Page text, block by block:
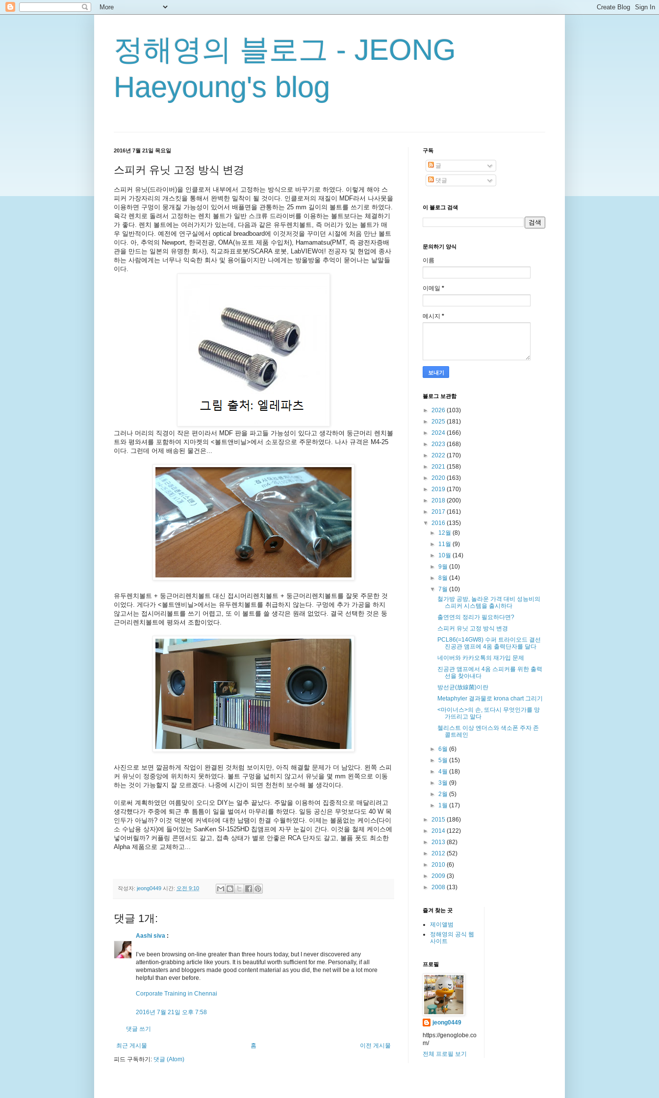
정해영의 블로그 - JEONG
Haeyoung's blog
2016년 7월 21일 목요일
스피커 유닛 고정 방식 변경
스피커 유닛(드라이버)을 인클로저 내부에서 고정하는 방식으로 바꾸기로 하였다. 이렇게 해야 스
피커 가장자리의 개스킷을 통해서 완벽한 밀착이 될 것이다. 인클로저의 재질이 MDF라서 나사못을
이용하면 구멍이 뭉개질 가능성이 있어서 배플면을 관통하는 25 mm 길이의 볼트를 쓰기로 하였다.
육각 렌치로 돌려서 고정하는 렌치 볼트가 일반 스크류 드라이버를 이용하는 볼트보다는 체결하기
가 좋다. 렌치 볼트에는 여러가지가 있는데, 다음과 같은 유두렌치볼트, 즉 머리가 있는 볼트가 매
우 일반적이다. 예전에 연구실에서 optical breadboard에 이것저것을 꾸미던 시절에 처음 만난 볼트
이다. 아, 추억의 Newport, 한국전광, OMA(뉴포트 제품 수입처), Hamamatsu(PMT, 즉 광전자증배
관을 만드는 일본의 유명한 회사), 직교좌표로봇/SCARA 로봇, LabVIEW여! 전공자 및 현업에 종사
하는 사람에게는 너무나 익숙한 회사 및 용어들이지만 나에게는 방울방울 추억이 묻어나는 낱말들
이다.
그러나 머리의 직경이 작은 편이라서 MDF 판을 파고들 가능성이 있다고 생각하여 둥근머리 렌치볼
트와 평와셔를 포함하여 지마켓의 <볼트앤비닐>에서 소포장으로 주문하였다. 나사 규격은 M4-25
이다. 그런데 어제 배송된 물건은...
유두렌치볼트 + 둥근머리렌치볼트 대신 접시머리렌치볼트 + 둥근머리렌치볼트를 잘못 주문한 것
이었다. 게다가 <볼트앤비닐>에서는 유두렌치볼트를 취급하지 않는다. 구멍에 추가 가공을 하지
않고서는 접시머리볼트를 쓰기 어렵고, 또 이 볼트를 쓸 생각은 원래 없었다. 결국 선택한 것은 둥
근머리렌치볼트에 평와셔 조합이었다.
사진으로 보면 깔끔하게 작업이 완결된 것처럼 보이지만, 아직 해결할 문제가 더 남았다. 왼쪽 스피
커 유닛이 정중앙에 위치하지 못하였다. 볼트 구멍을 넓히지 않고서 유닛을 몇 mm 왼쪽으로 이동
하는 것이 가능할지 잘 모르겠다. 나중에 시간이 되면 천천히 보수해 볼 생각이다.
이로써 계획하였던 여름맞이 오디오 DIY는 얼추 끝났다. 주말을 이용하여 집중적으로 매달리려고
생각했다가 주중에 퇴근 후 틈틈이 일을 벌여서 마무리를 하였다. 일등 공신은 무엇보다도 40 W 목
인두가 아닐까? 이것 덕분에 커넥터에 대한 납땜이 한결 수월하였다. 이제는 볼품없는 케이스(다이
소 수납용 상자)에 들어있는 SanKen SI-1525HD 칩앰프에 자꾸 눈길이 간다. 이것을 철제 케이스에
넣어버릴까? 커플링 콘덴서도 갈고, 접촉 상태가 별로 안좋은 RCA 단자도 갈고, 볼퓸 폿도 최소한
Alpha 제품으로 교체하고...
작성자: jeong0449 시간: 오전 9:10
댓글 1개:
Aashi siva :
I’ve been browsing on-line greater than three hours today, but I never discovered any
attention-grabbing article like yours. It is beautiful worth sufficient for me. Personally, if all
webmasters and bloggers made good content material as you did, the net will be a lot more
helpful than ever before.
Corporate Training in Chennai
2016년 7월 21일 오후 7:58
댓글 쓰기
최근 게시물 이전 게시물
홈
피드 구독하기: 댓글 (Atom)
구독
글
댓글
이 블로그 검색
문의하기 양식
이름
이메일 *
메시지 *
블로그 보관함
► 2026 (103)
► 2025 (181)
► 2024 (166)
► 2023 (168)
► 2022 (170)
► 2021 (158)
► 2020 (163)
► 2019 (170)
► 2018 (200)
► 2017 (161)
▼ 2016 (135)
► 12월(8)
► 11월(9)
► 10월(14)
►9월(10)
►8월(14)
▼7월(10)
철가방 공방, 놀라운 가격 대비 성능비의
스피커 시스템을 출시하다
출연연의 정리가 필요하다면?
스피커 유닛 고정 방식 변경
PCL86(=14GW8) 수퍼 트라이오드 결선
진공관 앰프에 4옴 출력단자를 달다
네이버와 카카오톡의 재가입 문제
진공관 앰프에서 4옴 스피커를 위한 출력
선을 찾아내다
방선균(放線菌)이란
Metaphyler 결과물로 krona chart 그리기
<마이너스>의 손, 또다시 무엇인가를 망
가뜨리고 말다
첼리스트 이상 엔더스와 색소폰 주자 존
콜트레인
►6월(6)
►5월(15)
►4월(18)
►3월(9)
►2월(5)
► 1월(17)
► 2015 (186)
► 2014 (122)
► 2013 (82)
► 2012 (52)
► 2010 (6)
► 2009 (3)
► 2008 (13)
즐겨 찾는 곳
제이앨범
정해영의 공식 웹
사이트
프로필
jeong0449
https://genoglobe.co
m/
전체 프로필 보기